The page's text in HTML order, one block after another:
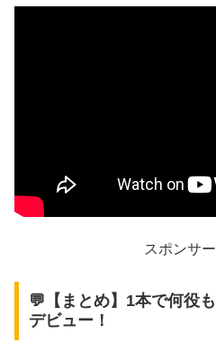
スポンサ
💬【まとめ】1本で何役
デビュー！